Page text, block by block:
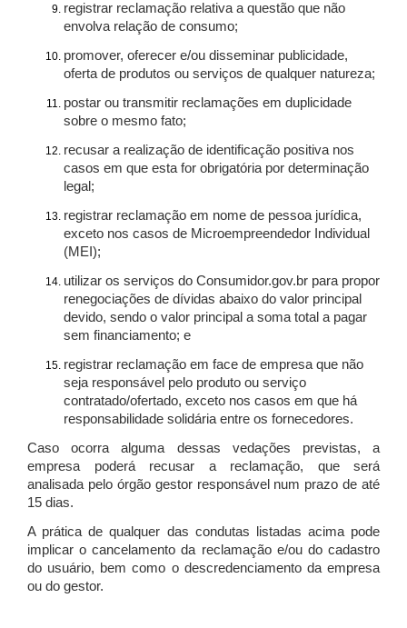
registrar reclamação relativa a questão que não
envolva relação de consumo;
promover, oferecer e/ou disseminar publicidade,
oferta de produtos ou serviços de qualquer natureza;
postar ou transmitir reclamações em duplicidade
sobre o mesmo fato;
recusar a realização de identificação positiva nos
casos em que esta for obrigatória por determinação
legal;
registrar reclamação em nome de pessoa jurídica,
exceto nos casos de Microempreendedor Individual
(MEI);
utilizar os serviços do Consumidor.gov.br para propor
renegociações de dívidas abaixo do valor principal
devido, sendo o valor principal a soma total a pagar
sem financiamento; e
registrar reclamação em face de empresa que não
seja responsável pelo produto ou serviço
contratado/ofertado, exceto nos casos em que há
responsabilidade solidária entre os fornecedores.
Caso ocorra alguma dessas vedações previstas, a
empresa poderá recusar a reclamação, que será
analisada pelo órgão gestor responsável num prazo de até
15 dias.
A prática de qualquer das condutas listadas acima pode
implicar o cancelamento da reclamação e/ou do cadastro
do usuário, bem como o descredenciamento da empresa
ou do gestor.